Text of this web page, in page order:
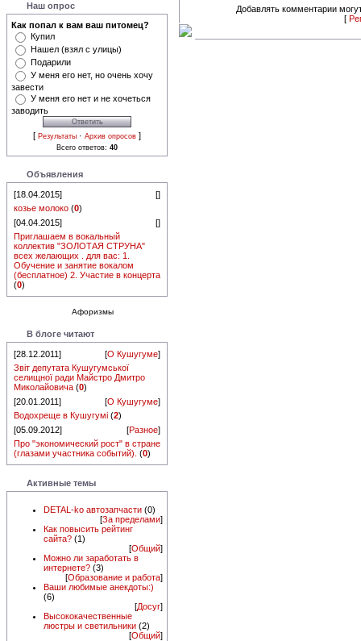
Наш опрос
Как попал к вам ваш питомец?
Купил
Нашел (взял с улицы)
Подарили
У меня его нет, но очень хочу
завести
У меня его нет и не хочеться
заводить
[ Результаты · Архив опросов ]
Всего ответов: 40
Объявления
[18.04.2015] []
козье молоко (0)
[04.04.2015]
[]
Приглашаем в вокальный
коллектив "ЗОЛОТАЯ СТРУНА"
всех желающих . для вас: 1.
Обучение и занятие вокалом
(бесплатное) 2. Участие в концерта
(0)
Афоризмы
В блоге читают
[28.12.2011] [О Кушугуме]
Звіт депутата Кушугумської
селищної ради Майстро Дмитро
Миколайовича (0)
[20.01.2011]
[О Кушугуме]
Водохреще в Кушугумі (2)
[05.09.2012]
[Разное]
Про "экономический рост" в стране
(глазами участника событий). (0)
Активные темы
DETAL-ko автозапчасти (0)
[За пределами]
Как повысить рейтинг
сайта? (1)
[Общий]
Можно ли заработать в
интернете? (3)
[Образование и работа]
Ваши любимые анекдоты:)
(6)
[Досуг]
Высококачественные
люстры и светильники (2)
[Общий]
Добавлять комментарии
[